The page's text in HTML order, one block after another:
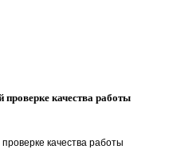
проверке качества работы
качества работы